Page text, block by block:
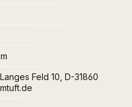
Feld 10, D-31860